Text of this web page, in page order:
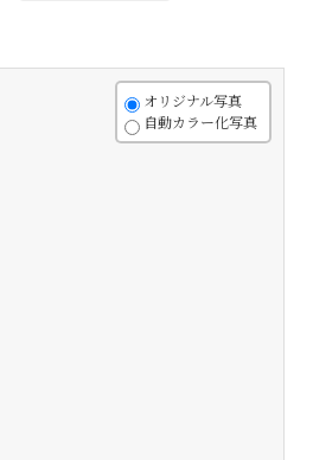
オリジナル写真
自動カラー化写真